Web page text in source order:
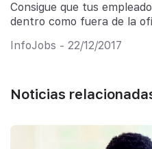
Consigue que tus
dentro como fuera de la
InfoJobs - 22/12/2017
Noticias